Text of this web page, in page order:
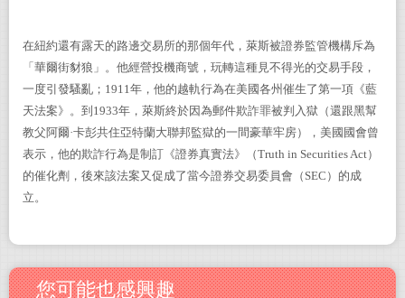
在紐約還有露天的路邊交易所的那個年代，萊斯被證券監管機構斥為
「華爾街豺狼」。他經營投機商號，玩轉這種見不得光的交易手段，
一度引發騷亂；1911年，他的越軌行為在美國各州催生了第一項《藍
天法案》。到1933年，萊斯終於因為郵件欺詐罪被判入獄（還跟黑幫
教父阿爾·卡彭共住亞特蘭大聯邦監獄的一間豪華牢房），美國國會曾
表示，他的欺詐行為是制訂《證券真實法》（Truth in Securities Act）
的催化劑，後來該法案又促成了當今證券交易委員會（SEC）的成
立。
您可能也感興趣